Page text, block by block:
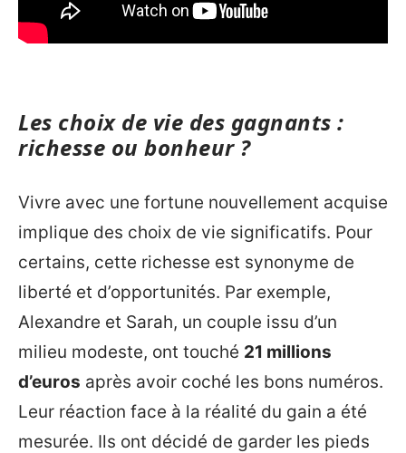
Les choix de vie des gagnants :
richesse ou bonheur ?
Vivre avec une fortune nouvellement acquise
implique des choix de vie significatifs. Pour
certains, cette richesse est synonyme de
liberté et d’opportunités. Par exemple,
Alexandre et Sarah, un couple issu d’un
milieu modeste, ont touché 21 millions
d’euros après avoir coché les bons numéros.
Leur réaction face à la réalité du gain a été
mesurée. Ils ont décidé de garder les pieds